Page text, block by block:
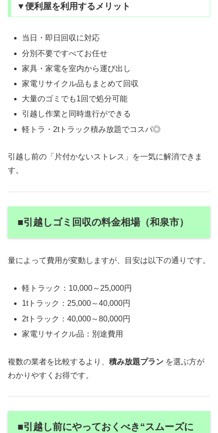
▼便利屋を利用するメリット
当日・即日回収に対応
分別不要ですべてお任せ
家具・家電を室内から運び出し
家電リサイクル品もまとめて回収
大量のゴミでも1回で処分可能
引越し作業と同時進行ができる
軽トラ・2tトラック積み放題でコスパ◎
引越し前の「片付かないストレス」を一気に解消できま
す。
■引越しゴミ回収の料金相場（和泉市）
量によって費用が変動しますが、目安は以下の通りです。
軽トラック：10,000～25,000円
1tトラック：25,000～40,000円
2tトラック：40,000～80,000円
家電リサイクル品：別途費用
複数の業者を比較するより、 積み放題プラン を選ぶ方が
わかりやすくお得です。
■引越し前にやっておくべき“スムーズに